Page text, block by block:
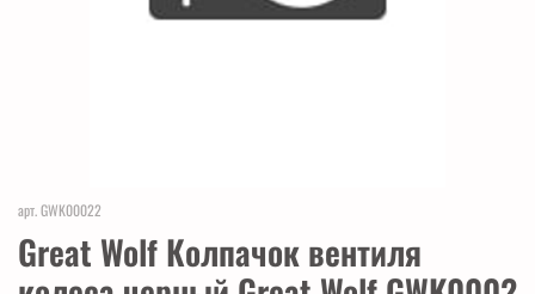
арт.GWK00022
Great Wolf Колпачок вентиля